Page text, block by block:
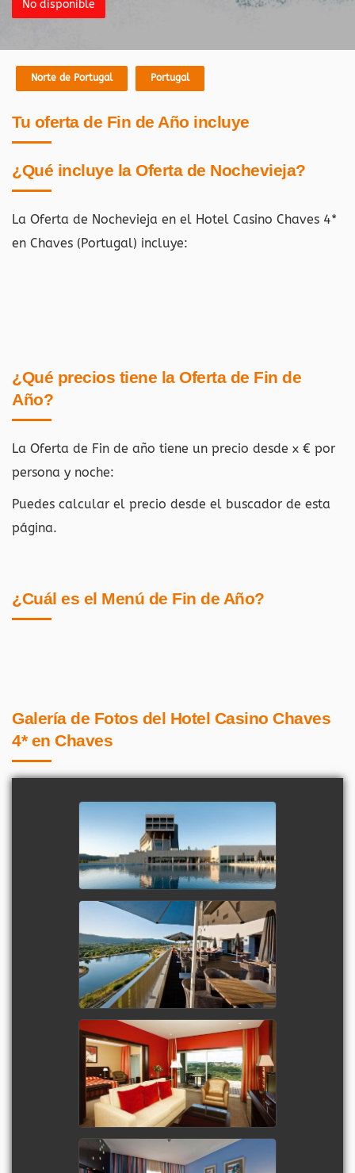
No disponible
Norte de Portugal Portugal
Tu oferta de Fin de Año incluye
¿Qué incluye la Oferta de Nochevieja?
La Oferta de Nochevieja en el Hotel Casino Chaves 4*
en Chaves (Portugal) incluye:
¿Qué precios tiene la Oferta de Fin de
Año?
La Oferta de Fin de año tiene un precio desde x € por
persona y noche:
Puedes calcular el precio desde el buscador de esta
página.
¿Cuál es el Menú de Fin de Año?
Galería de Fotos del Hotel Casino Chaves
4* en Chaves